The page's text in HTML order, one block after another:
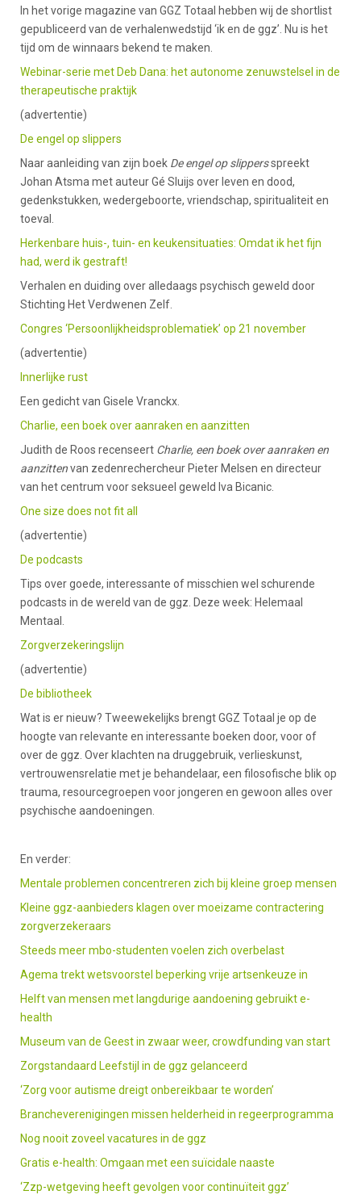
In het vorige magazine van GGZ Totaal hebben wij de shortlist
gepubliceerd van de verhalenwedstijd ‘ik en de ggz’. Nu is het
tijd om de winnaars bekend te maken.
Webinar-serie met Deb Dana: het autonome zenuwstelsel in de
therapeutische praktijk
(advertentie)
De engel op slippers
Naar aanleiding van zijn boek De engel op slippersspreekt
Johan Atsma met auteur Gé Sluijs over leven en dood,
gedenkstukken, wedergeboorte, vriendschap, spiritualiteit en
toeval.
Herkenbare huis-, tuin- en keukensituaties: Omdat ik het fijn
had, werd ik gestraft!
Verhalen en duiding over alledaags psychisch geweld door
Stichting Het Verdwenen Zelf.
Congres ‘Persoonlijkheidsproblematiek’ op 21 november
(advertentie)
Innerlijke rust
Een gedicht van Gisele Vranckx.
Charlie, een boek over aanraken en aanzitten
Judith de Roos recenseert Charlie, een boek over aanraken en
aanzittenvan zedenrechercheur Pieter Melsen en directeur
van het centrum voor seksueel geweld Iva Bicanic.
One size does not fit all
(advertentie)
De podcasts
Tips over goede, interessante of misschien wel schurende
podcasts in de wereld van de ggz. Deze week: Helemaal
Mentaal.
Zorgverzekeringslijn
(advertentie)
De bibliotheek
Wat is er nieuw? Tweewekelijks brengt GGZ Totaal je op de
hoogte van relevante en interessante boeken door, voor of
over de ggz. Over klachten na druggebruik, verlieskunst,
vertrouwensrelatie met je behandelaar, een filosofische blik op
trauma, resourcegroepen voor jongeren en gewoon alles over
psychische aandoeningen.
En verder:
Mentale problemen concentreren zich bij kleine groep mensen
Kleine ggz-aanbieders klagen over moeizame contractering
zorgverzekeraars
Steeds meer mbo-studenten voelen zich overbelast
Agema trekt wetsvoorstel beperking vrije artsenkeuze in
Helft van mensen met langdurige aandoening gebruikt e-
health
Museum van de Geest in zwaar weer, crowdfunding van start
Zorgstandaard Leefstijl in de ggz gelanceerd
‘Zorg voor autisme dreigt onbereikbaar te worden’
Brancheverenigingen missen helderheid in regeerprogramma
Nog nooit zoveel vacatures in de ggz
Gratis e-health: Omgaan met een suïcidale naaste
‘Zzp-wetgeving heeft gevolgen voor continuïteit ggz’